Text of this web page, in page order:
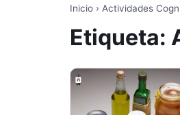
Inicio › Actividades
Etiqueta: